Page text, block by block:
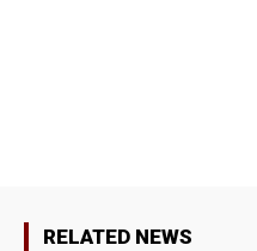
RELATED NEWS